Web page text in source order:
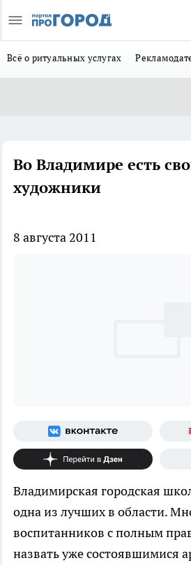
Всё о ритуальных услугах
Во Владимире есть
художники
8 августа 2011
Владимирская городская
одна из лучших в области.
воспитанников с полным
назвать уже состоявшимися